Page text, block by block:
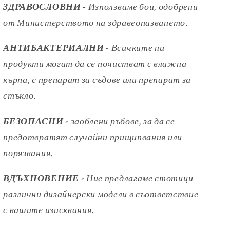
ЗДРАВОСЛОВНИ - Използваме бои, одобрени
отМинистерството на здравеопазването.
АНТИБАКТЕРИАЛНИ- Всичките ни
продукти могат да се почистват с влажна
кърпа, с препарат за съдове или препарат за
стъкло.
БЕЗОПАСНИ - заоблени ръбове, за да се
предотвратят случайни прищипвания или
порязвания.
ВДЪХНОВЕНИЕ -Ние предлагаме стотици
различни дизайнерски модели в съответствие
с вашите изисквания.